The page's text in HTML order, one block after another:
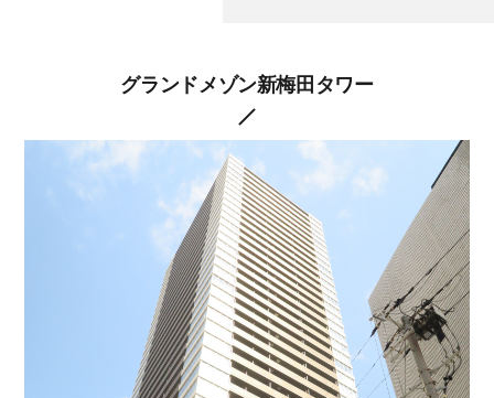
グランドメゾン新梅田タワー